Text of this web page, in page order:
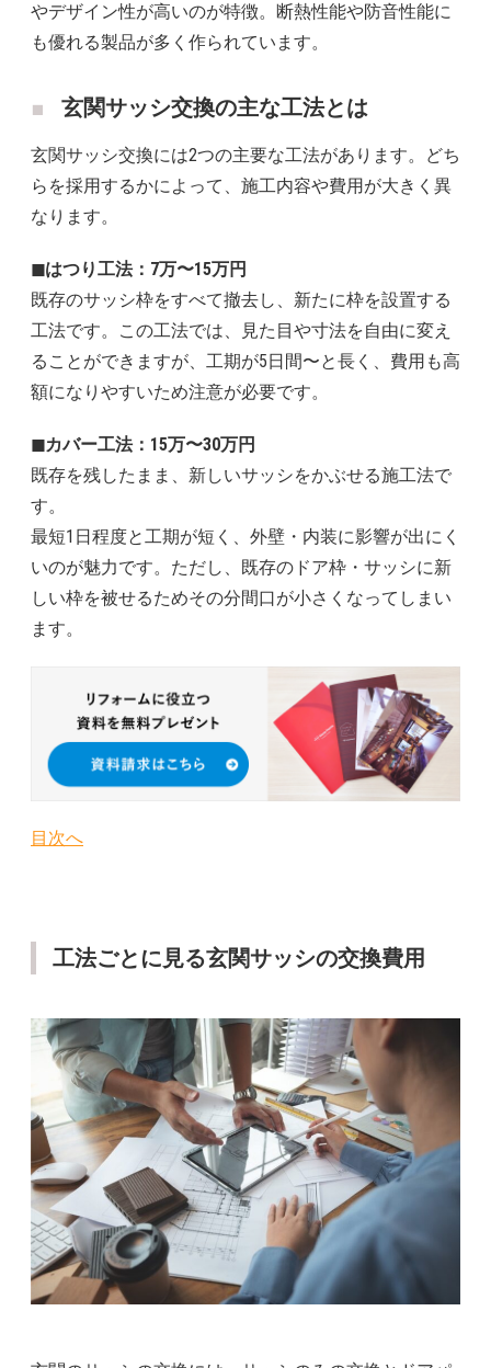
やデザイン性が高いのが特徴。断熱性能や防音性能に
も優れる製品が多く作られています。
玄関サッシ交換の主な工法とは
玄関サッシ交換には2つの主要な工法があります。どち
らを採用するかによって、施工内容や費用が大きく異
なります。
◼︎はつり工法：7万〜15万円
既存のサッシ枠をすべて撤去し、新たに枠を設置する
工法です。この工法では、見た目や寸法を自由に変え
ることができますが、工期が5日間〜と長く、費用も高
額になりやすいため注意が必要です。
◼︎カバー工法：15万〜30万円
既存を残したまま、新しいサッシをかぶせる施工法で
す。
最短1日程度と工期が短く、外壁・内装に影響が出にく
いのが魅力です。ただし、既存のドア枠・サッシに新
しい枠を被せるためその分間口が小さくなってしまい
ます。
目次へ
工法ごとに見る玄関サッシの交換費用